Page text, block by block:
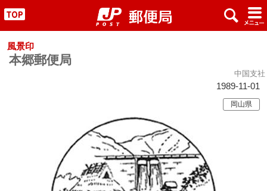
" x #
風景印
本郷郵便局
中国支社
1989-11-01
岡山県